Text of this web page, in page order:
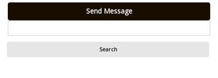
Send Message